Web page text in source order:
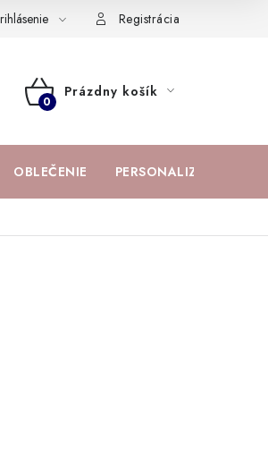
BABY zoznam obľúbených
Registrácia
NÁKUPNÝ
Prázdny košík
OBLEČENIE PERSONALIZOVANÉ